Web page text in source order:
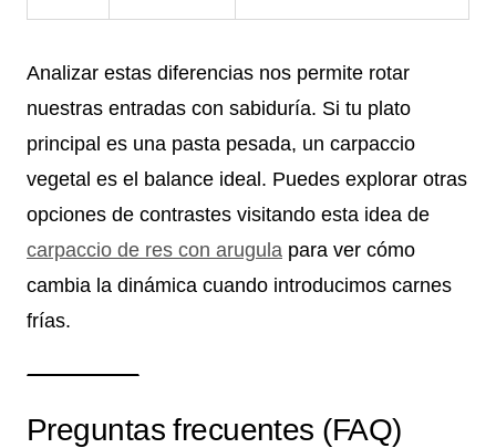
Analizar estas diferencias nos permite rotar
nuestras entradas con sabiduría. Si tu plato
principal es una pasta pesada, un carpaccio
vegetal es el balance ideal. Puedes explorar otras
opciones de contrastes visitando esta idea de
carpaccio de res con arugula para ver cómo
cambia la dinámica cuando introducimos carnes
frías.
Preguntas frecuentes (FAQ)